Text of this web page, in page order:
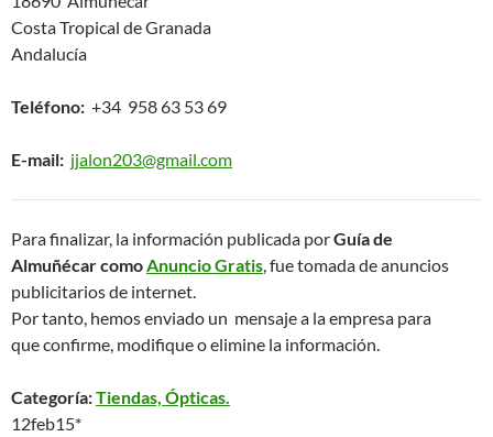
Costa Tropical de Granada
Andalucía
Teléfono: +34 958 63 53 69
E-mail: jjalon203@gmail.com
Para finalizar, la información publicada porGuía de
Almuñécar comoAnuncio Gratis, fue tomada de anuncios
publicitarios de internet.
Por tanto, hemos enviado un mensaje a la empresa para
que confirme, modifique o elimine la información.
Categoría:Tiendas, Ópticas.
12feb15*